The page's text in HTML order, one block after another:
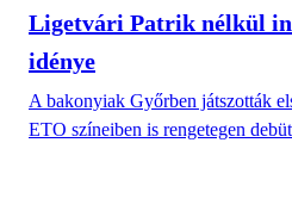
Ligetvári Patrik nélkül
idénye
A bakonyiak Győrben játszották
ETO színeiben is rengetegen